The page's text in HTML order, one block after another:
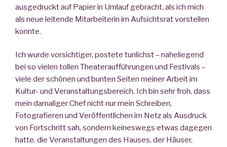
ausgedruckt auf Papier in Umlauf gebracht, als ich mich
als neue leitende Mitarbeiterin im Aufsichtsrat vorstellen
konnte.
Ich wurde vorsichtiger, postete tunlichst – naheliegend
bei so vielen tollen Theateraufführungen und Festivals –
viele der schönen und bunten Seiten meiner Arbeit im
Kultur- und Veranstaltungsbereich. Ich bin sehr froh, dass
mein damaliger Chef nicht nur mein Schreiben,
Fotografieren und Veröffentlichen im Netz als Ausdruck
von Fortschritt sah, sondern keineswegs etwas dagegen
hatte, die Veranstaltungen des Hauses, der Häuser,